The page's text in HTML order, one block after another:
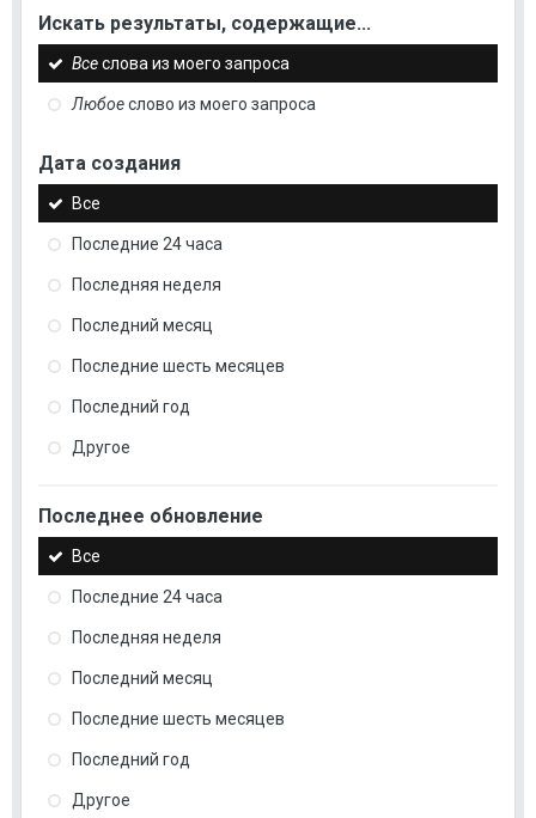
Искать результаты, содержащие...
Всеслова из моего запроса
Любоеслово из моего запроса
Дата создания
Все
Последние 24 часа
Последняя неделя
Последний месяц
Последние шесть месяцев
Последний год
Другое
Последнее обновление
Все
Последние 24 часа
Последняя неделя
Последний месяц
Последние шесть месяцев
Последний год
Другое